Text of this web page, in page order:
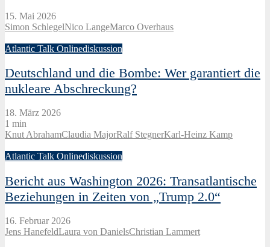
15. Mai 2026
Simon SchlegelNico LangeMarco Overhaus
Atlantic Talk Onlinediskussion
Deutschland und die Bombe: Wer garantiert die
nukleare Abschreckung?
18. März 2026
1 min
Knut AbrahamClaudia MajorRalf StegnerKarl-Heinz Kamp
Atlantic Talk Onlinediskussion
Bericht aus Washington 2026: Transatlantische
Beziehungen in Zeiten von „Trump 2.0“
16. Februar 2026
Jens HanefeldLaura von DanielsChristian Lammert